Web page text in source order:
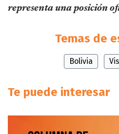
representa una posición
Temas de
Bolivia
Te puede interesar